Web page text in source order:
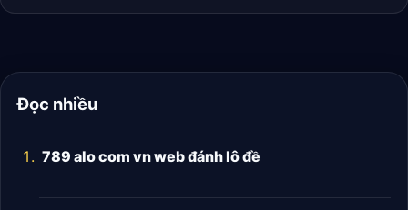
Đọc nhiều
789 alo com vn web đánh lô đề